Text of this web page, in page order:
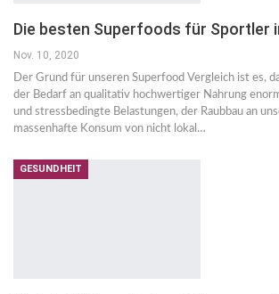
Die besten Superfoods für Sportler
Nov. 10, 2020
Der Grund für unseren Superfood Vergleich ist es,
der Bedarf an qualitativ hochwertiger Nahrung
und stressbedingte Belastungen, der Raubbau an
massenhafte Konsum von nicht lokal…
GESUNDHEIT